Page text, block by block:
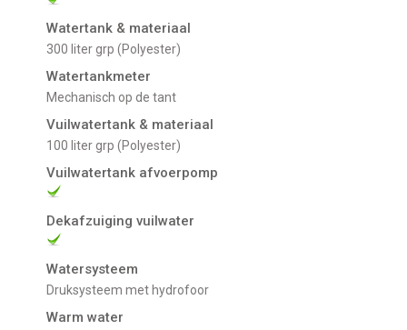
Watertank & materiaal
300 liter grp (Polyester)
Watertankmeter
Mechanisch op de tant
Vuilwatertank & materiaal
100 liter grp (Polyester)
Vuilwatertank afvoerpomp
Dekafzuiging vuilwater
Watersysteem
Druksysteem met hydrofoor
Warm water